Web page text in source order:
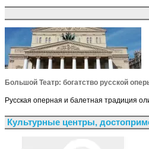
Большой Театр: богатство русской
Русская оперная и балетная традиция
Культурные центры,